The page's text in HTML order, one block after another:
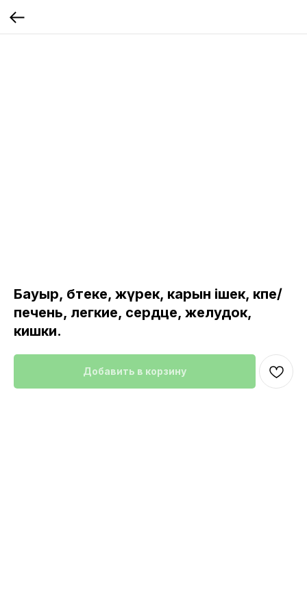
Бауыр, бөтеке, жүрек, карын ішек, өкпе/
печень, легкие, сердце, желудок,
кишки.
Добавить в корзину